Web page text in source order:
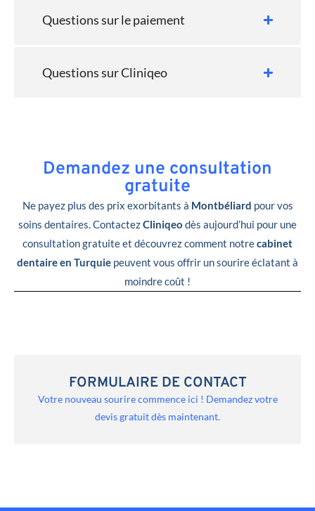
Questions sur le paiement
Questions sur Cliniqeo
Demandez une consultation
gratuite
Ne payez plus des prix exorbitants à Montbéliard pour vos
soins dentaires. ContactezCliniqeo dès aujourd’hui pour une
consultation gratuite et découvrez comment notrecabinet
dentaire en Turquie peuvent vous offrir un sourire éclatant à
moindre coût !
FORMULAIRE DE CONTACT
Votre nouveau sourire commence ici ! Demandez votre
devis gratuit dès maintenant.